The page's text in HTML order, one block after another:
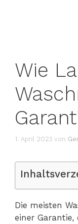
Wie
1. April 2023 von
Die meisten
einer Garantie,